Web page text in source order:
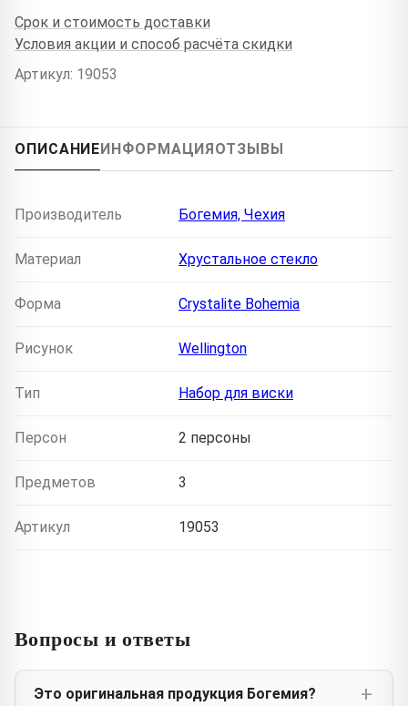
Срок и стоимость доставки
Условия акции и способ расчёта скидки
Артикул: 19053
ОПИСАНИЕИНФОРМАЦИЯОТЗЫВЫ
Производитель Богемия, Чехия
Материал Хрустальное стекло
Форма Crystalite Bohemia
Рисунок Wellington
Тип Набор для виски
Персон 2 персоны
Предметов 3
Артикул 19053
Вопросы и ответы
Это оригинальная продукция Богемия?